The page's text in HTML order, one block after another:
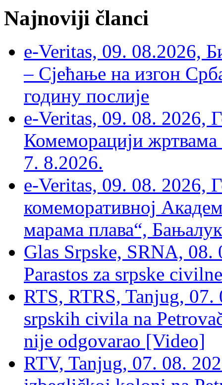
Najnoviji članci
e-Veritas, 09. 08.2026,
– Сјећање на изгон
годину послије
e-Veritas, 09. 08. 2026,
Комеморацији жртвама
7. 8.2026.
e-Veritas, 09. 08. 2026,
комеморативној
марама плава“,
Glas Srpske, SRNA,
Parastos za srpske
RTS, RTRS, Tanjug,
srpskih civila na
nije odgovarao [Video]
RTV, Tanjug, 07. 08.